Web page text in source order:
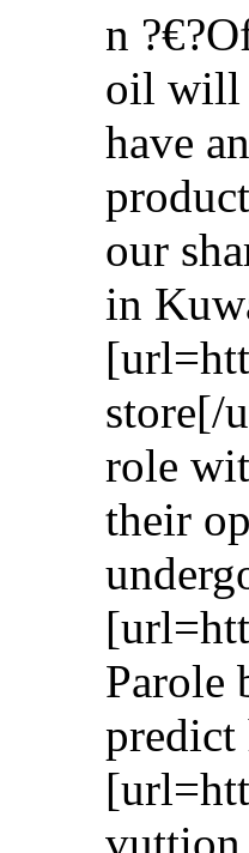
n
oil will
have
our
in
store[/
role
their
Parole
predict